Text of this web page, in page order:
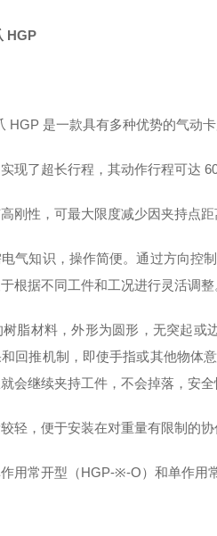
HGP
HGP 是一款具有多种优势的气动
现了超长行程，其动作行程可达
刚性，可最大限度减少因夹持点
气知识，操作简便。通过方向控
根据不同工件和工况进行灵活调整
脂材料，外形为圆形，无突起或
回推机制，即使手指或其他物体
会继续夹持工件，不会掉落，安全
轻，便于安装在对重量有限制的
用常开型（HGP-※-O）和单作用